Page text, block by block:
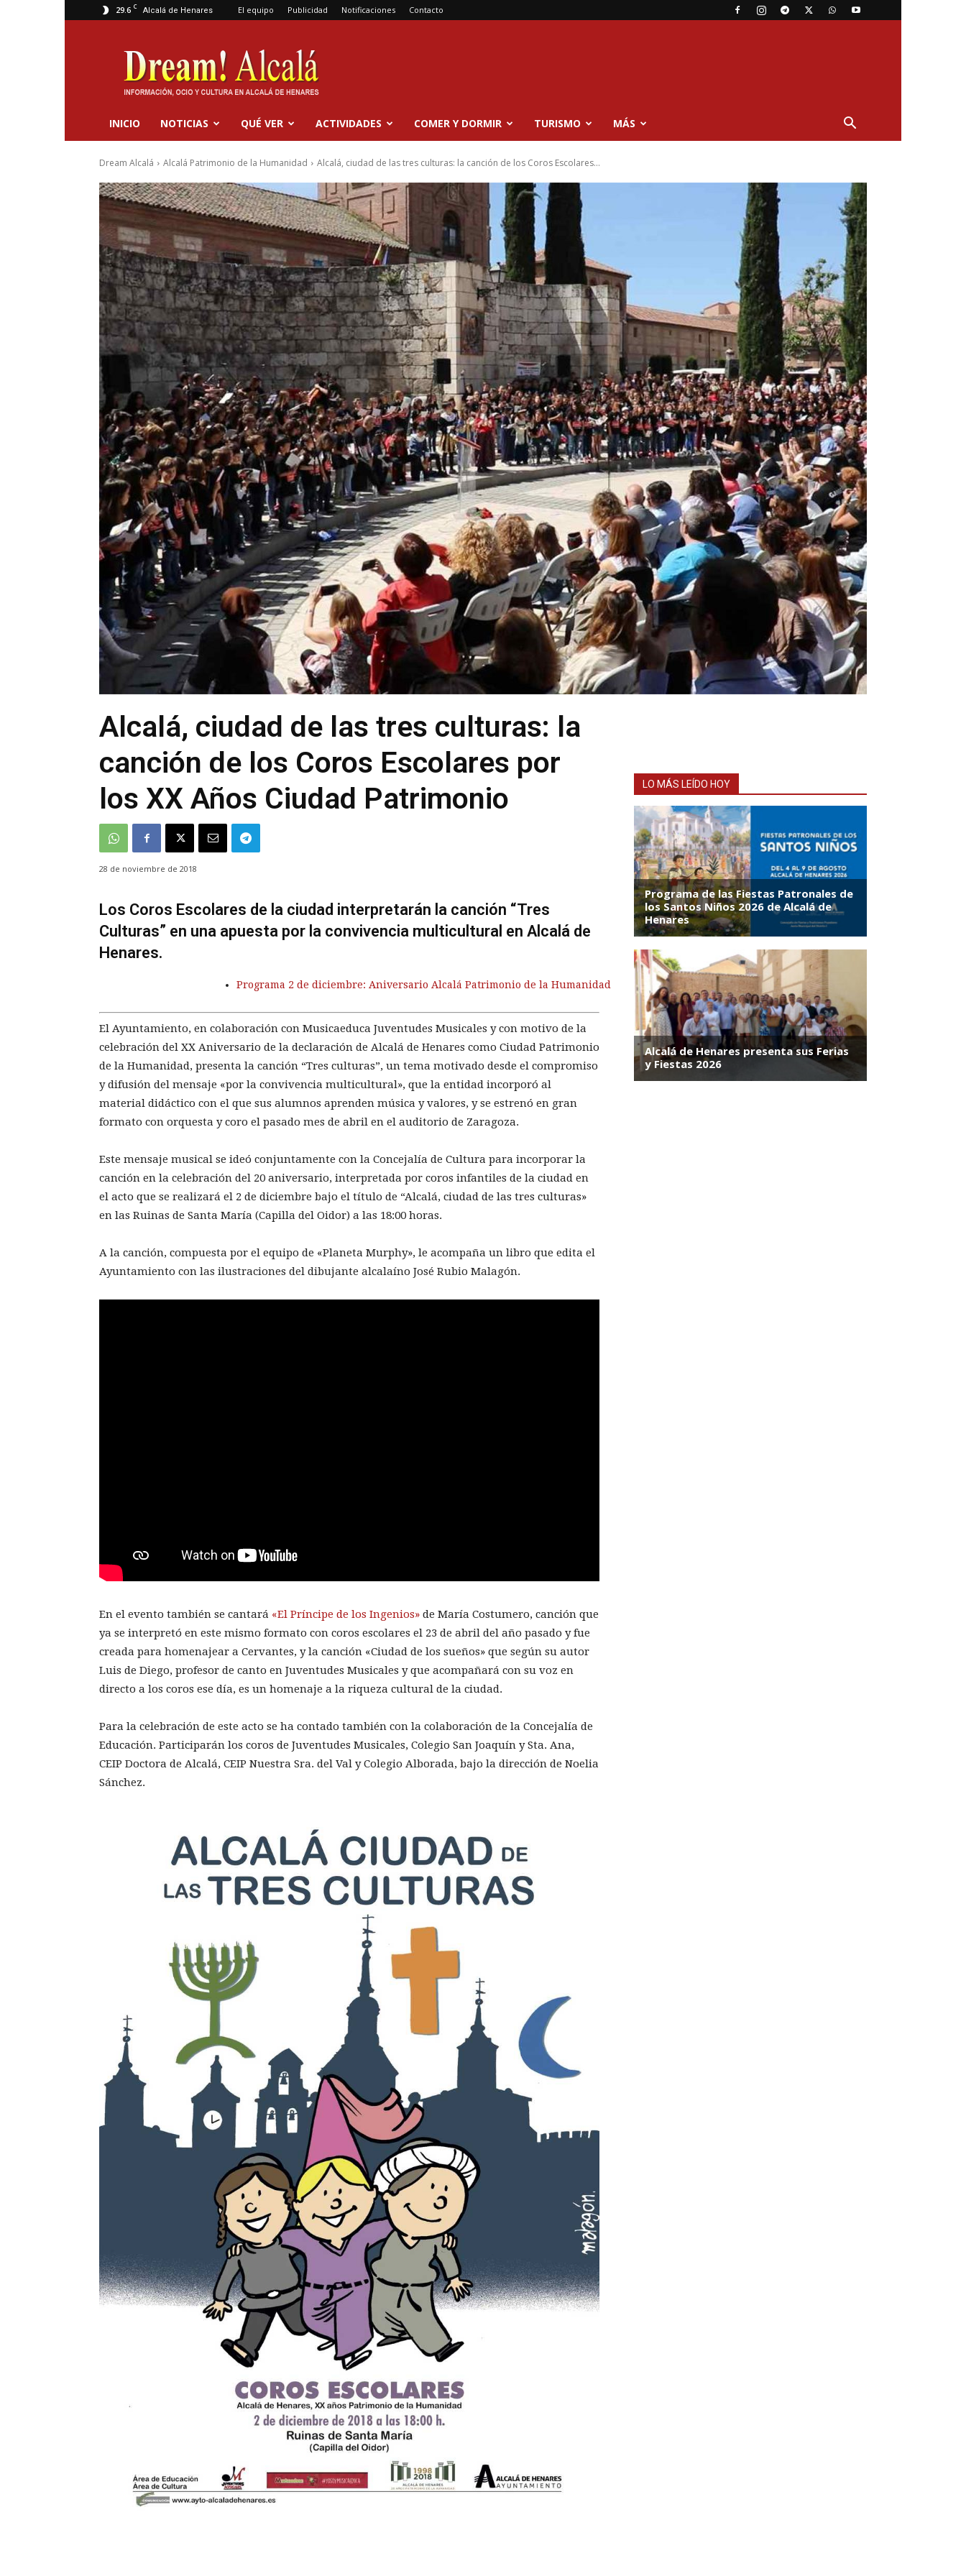
29.6 C Alcalá de Henares El equipo Publicidad Notificaciones Contacto
Dream
Alcalá
INICIO NOTICIAS QUÉ VER ACTIVIDADES COMER Y DORMIR TURISMO MÁS
Dream Alcalá Alcalá Patrimonio de la Humanidad Alcalá, ciudad de las tres culturas: la canción de los Coros Escolares...
Alcalá, ciudad de las tres culturas: la
canción de los Coros Escolares por
los XX Años Ciudad Patrimonio
28 de noviembre de 2018
Los Coros Escolares de la ciudad interpretarán la canción “Tres
Culturas” en una apuesta por la convivencia multicultural en Alcalá de
Henares.
Programa 2 de diciembre: Aniversario Alcalá Patrimonio de la Humanidad
El Ayuntamiento, en colaboración con Musicaeduca Juventudes Musicales y con motivo de la
celebración del XX Aniversario de la declaración de Alcalá de Henares como Ciudad Patrimonio
de la Humanidad, presenta la canción “Tres culturas”, un tema motivado desde el compromiso
y difusión del mensaje «por la convivencia multicultural», que la entidad incorporó al
material didáctico con el que sus alumnos aprenden música y valores, y se estrenó en gran
formato con orquesta y coro el pasado mes de abril en el auditorio de Zaragoza.
Este mensaje musical se ideó conjuntamente con la Concejalía de Cultura para incorporar la
canción en la celebración del 20 aniversario, interpretada por coros infantiles de la ciudad en
el acto que se realizará el 2 de diciembre bajo el título de “Alcalá, ciudad de las tres culturas»
en las Ruinas de Santa María (Capilla del Oidor) a las 18:00 horas.
A la canción, compuesta por el equipo de «Planeta Murphy», le acompaña un libro que edita el
Ayuntamiento con las ilustraciones del dibujante alcalaíno José Rubio Malagón.
En el evento también se cantará «El Príncipe de los Ingenios» de María Costumero, canción que
ya se interpretó en este mismo formato con coros escolares el 23 de abril del año pasado y fue
creada para homenajear a Cervantes, y la canción «Ciudad de los sueños» que según su autor
Luis de Diego, profesor de canto en Juventudes Musicales y que acompañará con su voz en
directo a los coros ese día, es un homenaje a la riqueza cultural de la ciudad.
Para la celebración de este acto se ha contado también con la colaboración de la Concejalía de
Educación. Participarán los coros de Juventudes Musicales, Colegio San Joaquín y Sta. Ana,
CEIP Doctora de Alcalá, CEIP Nuestra Sra. del Val y Colegio Alborada, bajo la dirección de Noelia
Sánchez.
LO MÁS LEÍDO HOY